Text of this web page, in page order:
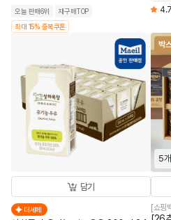
오늘 판매6위
재구매TOP
최대 15% 중복쿠폰
담기
더세페
박
5개
[쇼핑